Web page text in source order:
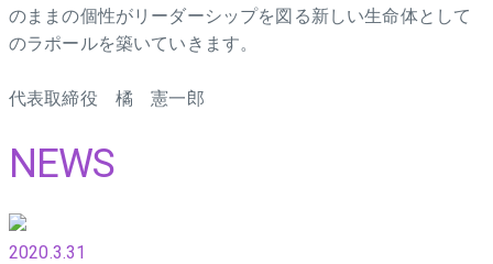
のままの個性がリーダーシップを図る新しい生命体として
のラポールを築いていきます。
代表取締役 橘 憲一郎
NEWS
2020.3.31